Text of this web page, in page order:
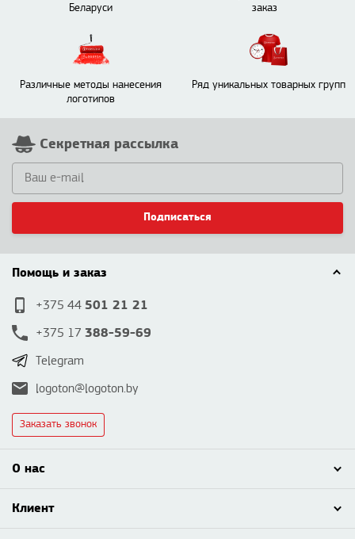
Беларуси
заказ
Различные методы нанесения
логотипов
Ряд уникальных товарных групп
Секретная рассылка
Подписаться
Помощь и заказ
+375 44 501 21 21
+375 17 388-59-69
Telegram
logoton@logoton.by
Заказать звонок
О нас
Клиент